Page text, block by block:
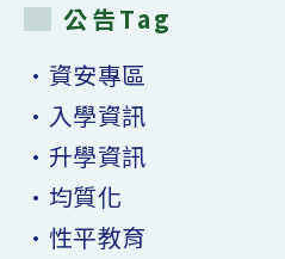
公告Tag
•資安專區
•入學資訊
•升學資訊
•均質化
•性平教育